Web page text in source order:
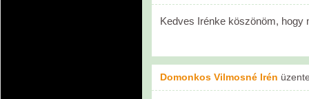
Kedves Irénke köszönöm, hogy
Domonkos Vilmosné Irén